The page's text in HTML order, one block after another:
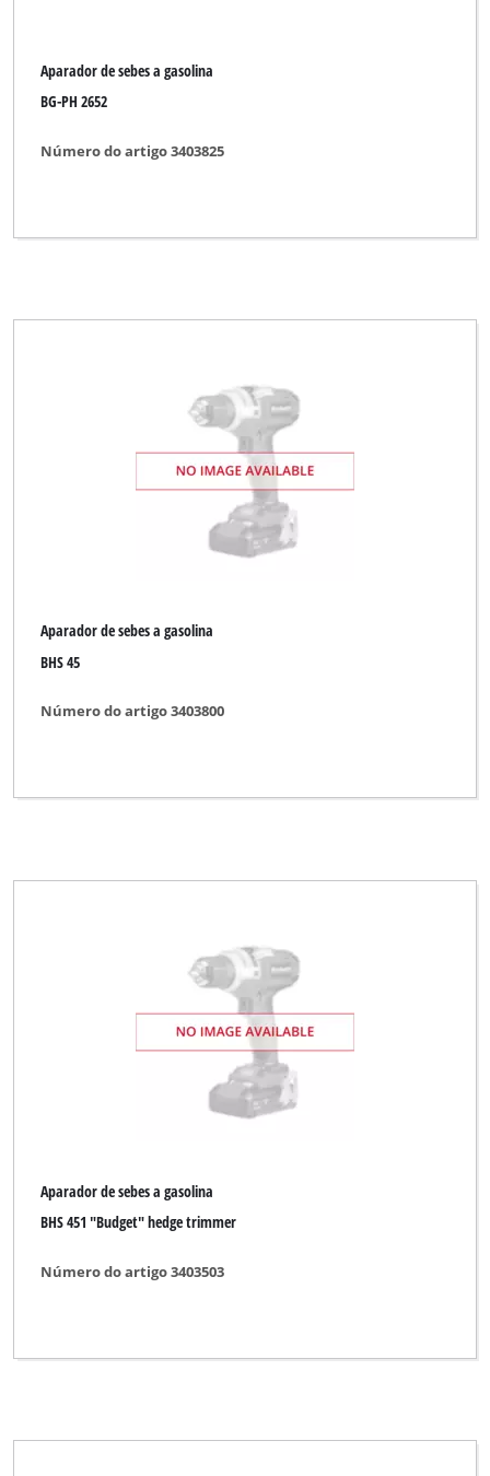
Aparador de sebes a gasolina
BG-PH 2652
Número do artigo 3403825
Aparador de sebes a gasolina
BHS 45
Número do artigo 3403800
Aparador de sebes a gasolina
BHS 451 "Budget" hedge trimmer
Número do artigo 3403503